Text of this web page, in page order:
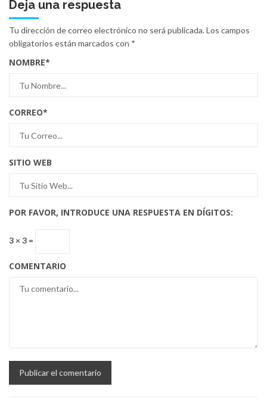
Deja una respuesta
Tu dirección de correo electrónico no será publicada.Los campos
obligatorios están marcados con *
NOMBRE*
CORREO*
SITIO WEB
POR FAVOR, INTRODUCE UNA RESPUESTA EN DÍGITOS:
3 × 3 =
COMENTARIO